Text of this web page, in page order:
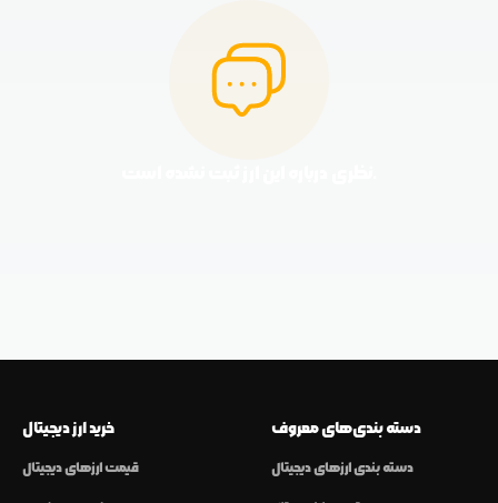
خرید ارز دیجیتال
قیمت ارزهای دیجیتال
دسته بندی‌های معروف
دسته بندی ارزهای دیجیتال